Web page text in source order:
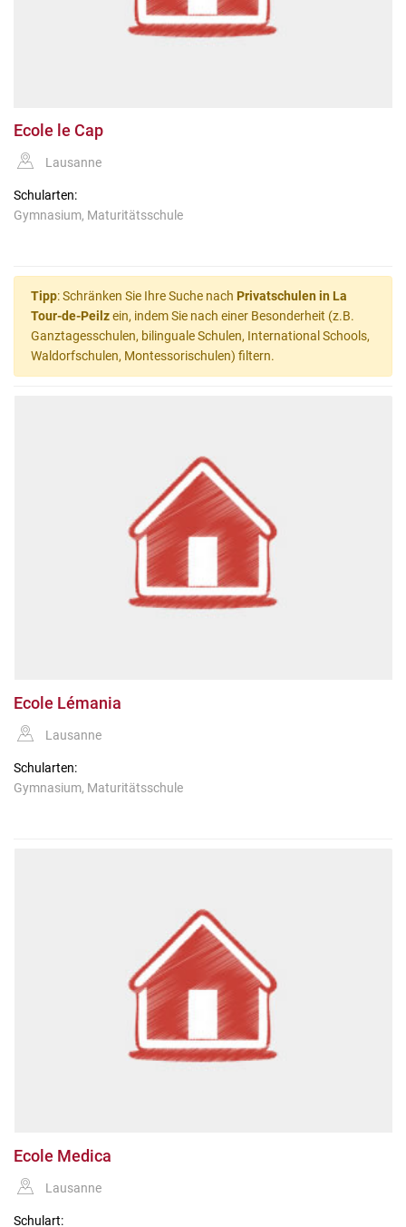
Ecole le Cap
Lausanne
Schularten:
Gymnasium, Maturitätsschule
Tipp: Schränken Sie Ihre Suche nach Privatschulen in La
Tour-de-Peilzein, indem Sie nach einer Besonderheit (z.B.
Ganztagesschulen, bilinguale Schulen, International Schools,
Waldorfschulen, Montessorischulen) filtern.
Ecole Lémania
Lausanne
Schularten:
Gymnasium, Maturitätsschule
Ecole Medica
Lausanne
Schulart: